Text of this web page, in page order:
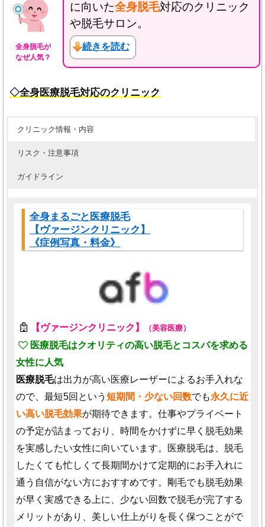
全身脱毛が
なぜ人気？
に向いた全身脱毛対応のクリニック
や脱毛サロン。
続きを読む
◇全身医療脱毛対応のクリニック
クリニック情報・内容
リスク・注意事項
ガイドライン
全身まるごと医療脱毛
【ヴァージンクリニック】
《症例写真・料金》
【ヴァージンクリニック】 （美容医療）
医療脱毛はクオリティの高い脱毛とコスパを求める
女性に人気
医療脱毛は出力が高い医療レーザーによるお手入れな
ので、最短5回という 短期間・少ない回数でも永久に近
い高い脱毛効果が期待できます。仕事やプライベート
の予定が詰まっており、時間をかけずに早く脱毛効果
を実感したい女性に向いています。医療脱毛は、脱毛
したくても忙しくて長期間かけて定期的にお手入れに
通う自信がない方におすすめです。剛毛でも脱毛効果
が早く実感できる上に、少ない回数で脱毛が完了する
メリットがあり、美しい仕上がりを長く保つことがで